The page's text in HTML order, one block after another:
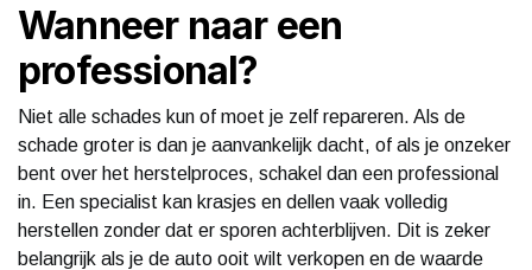
Wanneer naar een
professional?
Niet alle schades kun of moet je zelf repareren. Als de
schade groter is dan je aanvankelijk dacht, of als je onzeker
bent over het herstelproces, schakel dan een professional
in. Een specialist kan krasjes en dellen vaak volledig
herstellen zonder dat er sporen achterblijven. Dit is zeker
belangrijk als je de auto ooit wilt verkopen en de waarde